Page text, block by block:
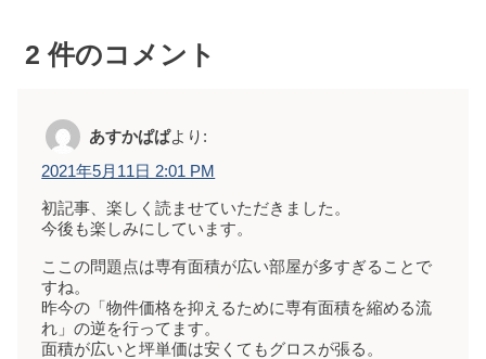
2 件のコメント
あすかぱぱより:
2021年5月11日 2:01 PM
初記事、楽しく読ませていただきました。
今後も楽しみにしています。
ここの問題点は専有面積が広い部屋が多すぎることで
すね。
昨今の「物件価格を抑えるために専有面積を縮める流
れ」の逆を行ってます。
面積が広いと坪単価は安くてもグロスが張る。